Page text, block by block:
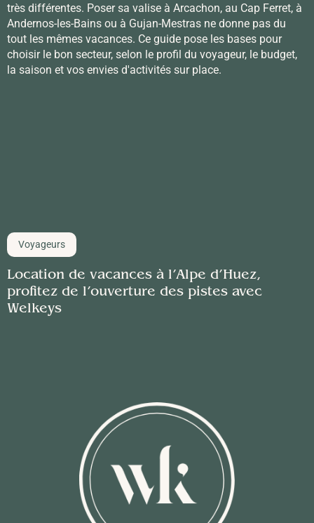
très différentes. Poser sa valise à Arcachon, au Cap Ferret, à
Andernos-les-Bains ou à Gujan-Mestras ne donne pas du
tout les mêmes vacances. Ce guide pose les bases pour
choisir le bon secteur, selon le profil du voyageur, le budget,
la saison et vos envies d'activités sur place.
Voyageurs
Location de vacances à l’Alpe d’Huez,
profitez de l’ouverture des pistes avec
Welkeys